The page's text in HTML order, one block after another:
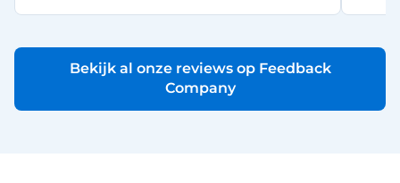
Bekijk al onze reviews op Feedback
Company